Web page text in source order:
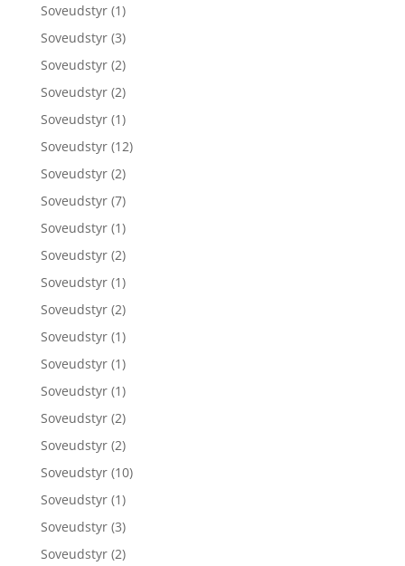
Soveudstyr (1)
Soveudstyr (3)
Soveudstyr (2)
Soveudstyr (2)
Soveudstyr (1)
Soveudstyr (12)
Soveudstyr (2)
Soveudstyr (7)
Soveudstyr (1)
Soveudstyr (2)
Soveudstyr (1)
Soveudstyr (2)
Soveudstyr (1)
Soveudstyr (1)
Soveudstyr (1)
Soveudstyr (2)
Soveudstyr (2)
Soveudstyr (10)
Soveudstyr (1)
Soveudstyr (3)
Soveudstyr (2)